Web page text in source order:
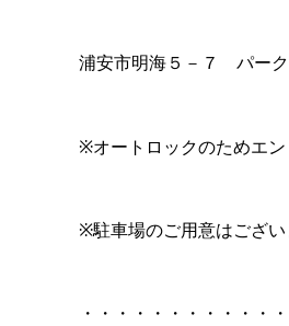
浦安市明海５－７ パー
※オートロックのためエン
※駐車場のご用意はござい
・・・・・・・・・・・